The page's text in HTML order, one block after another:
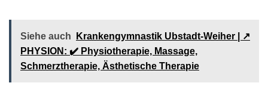
Siehe auch
Krankengymnastik Ubstadt-Weiher | ↗️
PHYSION: ✔️ Physiotherapie, Massage,
Schmerztherapie, Ästhetische Therapie